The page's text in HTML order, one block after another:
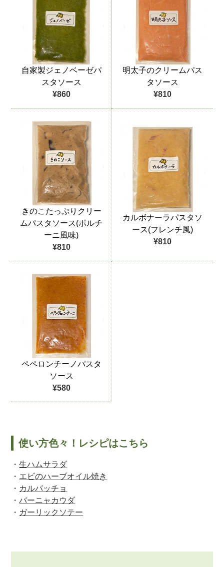
自家製ジェノベーゼパ
スタソース
¥860
明太子のクリームパス
タソース
¥810
きのこたっぷりクリー
ムパスタソース(ポルチ
ーニ風味)
¥810
カルボナーラパスタソ
ース(フレンチ風)
¥810
ペペロンチーノパスタ
ソース
¥580
使い方色々！レシピはこちら
生ハムサラダ
エビのハーブオイル焼き
カルパッチョ
バーニャカウダ
ガーリックソテー